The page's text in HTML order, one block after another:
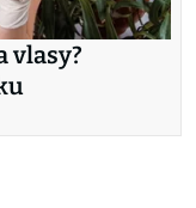
vlasy?